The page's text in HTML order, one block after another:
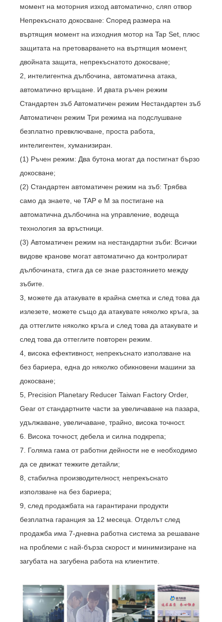
момент на моторния изход автоматично, сляп отвор
Непрекъснато докосване: Според размера на
въртящия момент на изходния мотор на Tap Set, плюс
защитата на претоварването на въртящия момент,
двойната защита, непрекъснатото докосване;
2, интелигентна дълбочина, автоматична атака,
автоматично връщане. И двата ръчен режим
Стандартен зъб Автоматичен режим Нестандартен зъб
Автоматичен режим Три режима на подслушване
безплатно превключване, проста работа,
интелигентен, хуманизиран.
(1) Ръчен режим: Два бутона могат да постигнат бързо
докосване;
(2) Стандартен автоматичен режим на зъб: Трябва
само да знаете, че TAP е M за постигане на
автоматична дълбочина на управление, водеща
технология за връстници.
(3) Автоматичен режим на нестандартни зъби: Всички
видове кранове могат автоматично да контролират
дълбочината, стига да се знае разстоянието между
зъбите.
3, можете да атакувате в крайна сметка и след това да
излезете, можете също да атакувате няколко кръга, за
да оттеглите няколко кръга и след това да атакувате и
след това да оттеглите повторен режим.
4, висока ефективност, непрекъснато използване на
без бариера, една до няколко обикновени машини за
докосване;
5, Precision Planetary Reducer Taiwan Factory Order,
Gear от стандартните части за увеличаване на пазара,
удължаване, увеличаване, трайно, висока точност.
6. Висока точност, дебела и силна подкрепа;
7. Голяма гама от работни дейности не е необходимо
да се движат тежките детайли;
8, стабилна производителност, непрекъснато
използване на без бариера;
9, след продажбата на гарантирани продукти
безплатна гаранция за 12 месеца. Отделът след
продажба има 7-дневна работна система за решаване
на проблеми с най-бърза скорост и минимизиране на
загубата на загубена работа на клиентите.